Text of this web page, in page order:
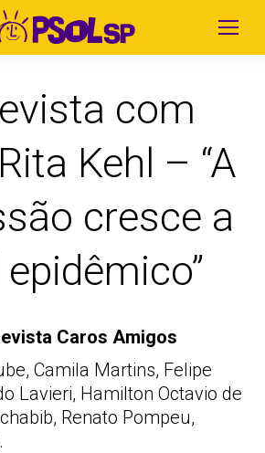
com
Kehl – “A
cresce a
Caros Amigos
Camila Martins, Felipe
Lavieri, Hamilton Octavio de
Renato Pompeu,